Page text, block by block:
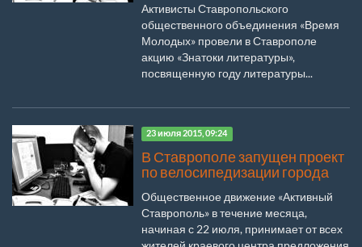
Активисты Ставропольского
общественного объединения «Время
Молодых» провели в Ставрополе
акцию «Знатоки литературы»,
посвященную году литературы...
23 июля 2015, 09:24
В Ставрополе запущен проект
по велосипедизации города
Общественное движение «Активный
Ставрополь» в течение месяца,
начиная с 22 июля, принимает от всех